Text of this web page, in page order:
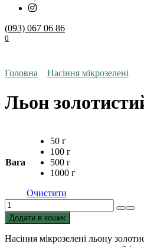
(093) 067 06 86
0
Головна Насіння мікрозелені
Льон
Вага
50 г
100 г
500 г
1000 г
Очистити
Льон
золотистий
насіння
мікрозелені
Додати в кошик
Насіння мікрозелені льону